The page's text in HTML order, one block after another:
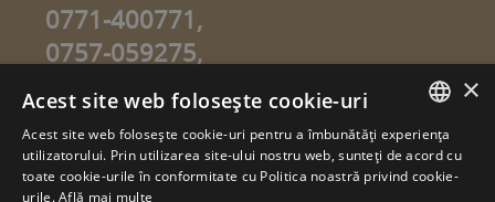
0771-400771,
0757-059275,
0757-059274
info@sweetgarden.ro
© copyright 2026. sweetgarden.ro
ROMANIAN
HUNGARIAN
×
Acest site web folosește cookie-uri
Acest site web folosește cookie-uri pentru a îmbunătăți experiența
utilizatorului. Prin utilizarea site-ului nostru web, sunteți de acord cu
toate cookie-urile în conformitate cu Politica noastră privind cookie-
urile.Află mai multe